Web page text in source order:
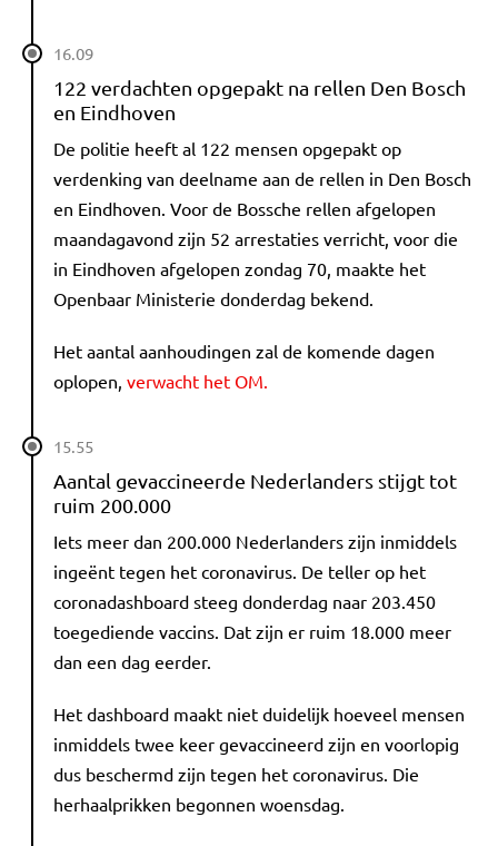
16.09
122 verdachten opgepakt na rellen Den Bosch
en Eindhoven
De politie heeft al 122 mensen opgepakt op
verdenking van deelname aan de rellen in Den Bosch
en Eindhoven. Voor de Bossche rellen afgelopen
maandagavond zijn 52 arrestaties verricht, voor die
in Eindhoven afgelopen zondag 70, maakte het
Openbaar Ministerie donderdag bekend.
Het aantal aanhoudingen zal de komende dagen
oplopen, verwacht het OM.
15.55
Aantal gevaccineerde Nederlanders stijgt tot
ruim 200.000
Iets meer dan 200.000 Nederlanders zijn inmiddels
ingeënt tegen het coronavirus. De teller op het
coronadashboard steeg donderdag naar 203.450
toegediende vaccins. Dat zijn er ruim 18.000 meer
dan een dag eerder.
Het dashboard maakt niet duidelijk hoeveel mensen
inmiddels twee keer gevaccineerd zijn en voorlopig
dus beschermd zijn tegen het coronavirus. Die
herhaalprikken begonnen woensdag.